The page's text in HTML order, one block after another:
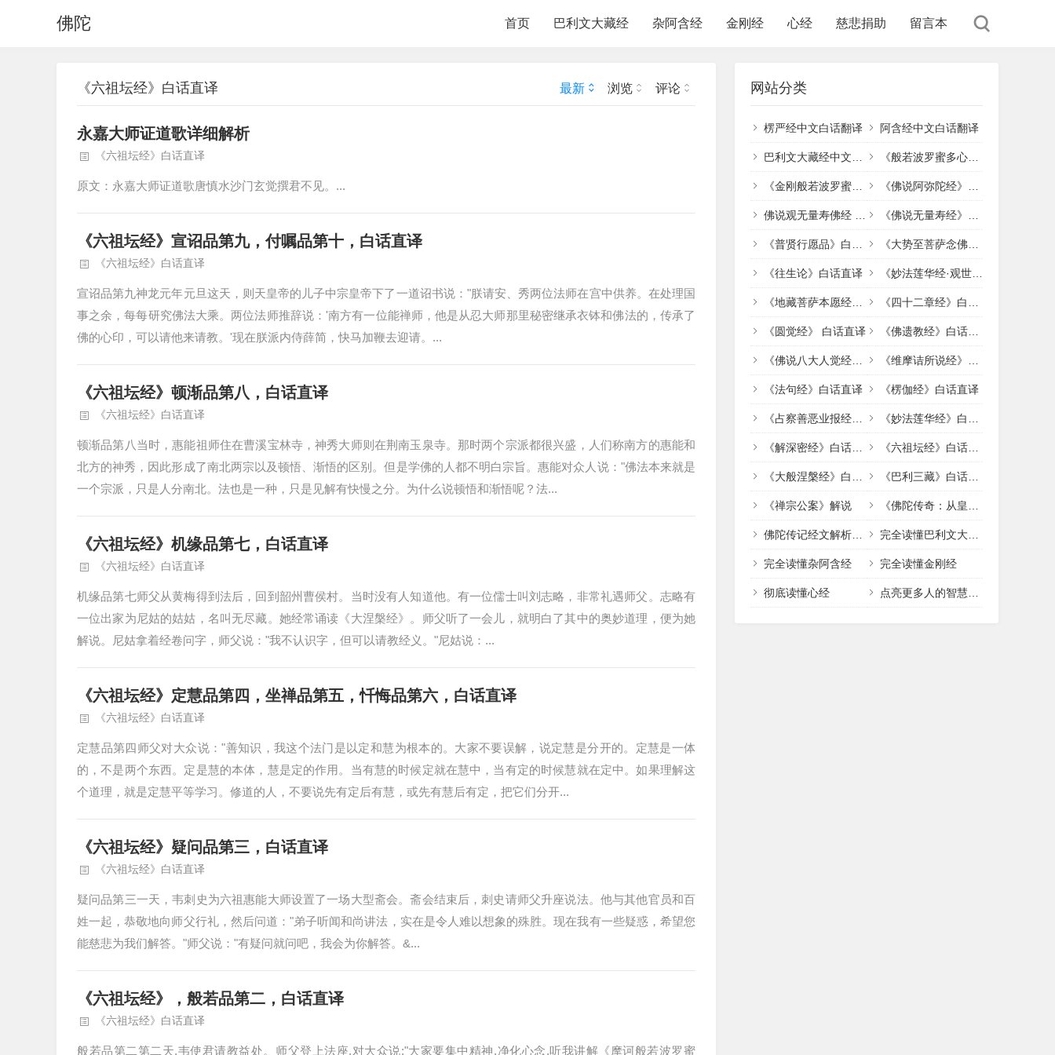
佛陀 首页 巴利文大藏经 杂阿含经 金刚经 心经 慈悲捐助 留言本
《六祖坛经》白话直译 最新 浏览 评论
永嘉大师证道歌详细解析
《六祖坛经》白话直译
原文：永嘉大师证道歌唐慎水沙门玄觉撰君不见。...
《六祖坛经》宣诏品第九，付嘱品第十，白话直译
《六祖坛经》白话直译
宣诏品第九神龙元年元旦这天，则天皇帝的儿子中宗皇帝下了一道诏书说："朕请安、秀两位法师在宫中供养。在处理国
事之余，每每研究佛法大乘。两位法师推辞说：'南方有一位能禅师，他是从忍大师那里秘密继承衣钵和佛法的，传承了
佛的心印，可以请他来请教。'现在朕派内侍薛简，快马加鞭去迎请。...
《六祖坛经》顿渐品第八，白话直译
《六祖坛经》白话直译
顿渐品第八当时，惠能祖师住在曹溪宝林寺，神秀大师则在荆南玉泉寺。那时两个宗派都很兴盛，人们称南方的惠能和
北方的神秀，因此形成了南北两宗以及顿悟、渐悟的区别。但是学佛的人都不明白宗旨。惠能对众人说："佛法本来就是
一个宗派，只是人分南北。法也是一种，只是见解有快慢之分。为什么说顿悟和渐悟呢？法...
《六祖坛经》机缘品第七，白话直译
《六祖坛经》白话直译
机缘品第七师父从黄梅得到法后，回到韶州曹侯村。当时没有人知道他。有一位儒士叫刘志略，非常礼遇师父。志略有
一位出家为尼姑的姑姑，名叫无尽藏。她经常诵读《大涅槃经》。师父听了一会儿，就明白了其中的奥妙道理，便为她
解说。尼姑拿着经卷问字，师父说："我不认识字，但可以请教经义。"尼姑说：...
《六祖坛经》定慧品第四，坐禅品第五，忏悔品第六，白话直译
《六祖坛经》白话直译
定慧品第四师父对大众说："善知识，我这个法门是以定和慧为根本的。大家不要误解，说定慧是分开的。定慧是一体
的，不是两个东西。定是慧的本体，慧是定的作用。当有慧的时候定就在慧中，当有定的时候慧就在定中。如果理解这
个道理，就是定慧平等学习。修道的人，不要说先有定后有慧，或先有慧后有定，把它们分开...
《六祖坛经》疑问品第三，白话直译
《六祖坛经》白话直译
疑问品第三一天，韦刺史为六祖惠能大师设置了一场大型斋会。斋会结束后，刺史请师父升座说法。他与其他官员和百
姓一起，恭敬地向师父行礼，然后问道："弟子听闻和尚讲法，实在是令人难以想象的殊胜。现在我有一些疑惑，希望您
能慈悲为我们解答。"师父说："有疑问就问吧，我会为你解答。&...
《六祖坛经》，般若品第二，白话直译
《六祖坛经》白话直译
般若品第二第二天,韦使君请教益处。师父登上法座,对大众说:"大家要集中精神,净化心念,听我讲解《摩诃般若波罗蜜
网站分类
楞严经中文白话翻译 阿含经中文白话翻译
巴利文大藏经中文白话直译 《般若波罗蜜多心经》白话直译
《金刚般若波罗蜜经》白话翻译 《佛说阿弥陀经》白话直译
佛说观无量寿佛经 (十六观经)白话直译 《佛说无量寿经》白话直译
《普贤行愿品》白话直译 《大势至菩萨念佛圆通章》白话直译
《往生论》白话直译 《妙法莲华经·观世音菩萨普门品》白话直译
《地藏菩萨本愿经》白话直译 《四十二章经》白话直译
《圆觉经》 白话直译 《佛遗教经》白话直译
《佛说八大人觉经》白话直译 《维摩诘所说经》白话直译
《法句经》白话直译 《楞伽经》白话直译
《占察善恶业报经》白话直译 《妙法莲华经》白话直译
《解深密经》白话直译 《六祖坛经》白话直译
《大般涅槃经》白话直译 《巴利三藏》白话解说
《禅宗公案》解说 《佛陀传奇：从皇宫到涅槃的光明之路》
佛陀传记经文解析《佛陀传奇：从皇宫到涅槃的光明之路》 完全读懂巴利文大藏经
完全读懂杂阿含经 完全读懂金刚经
彻底读懂心经 点亮更多人的智慧明灯